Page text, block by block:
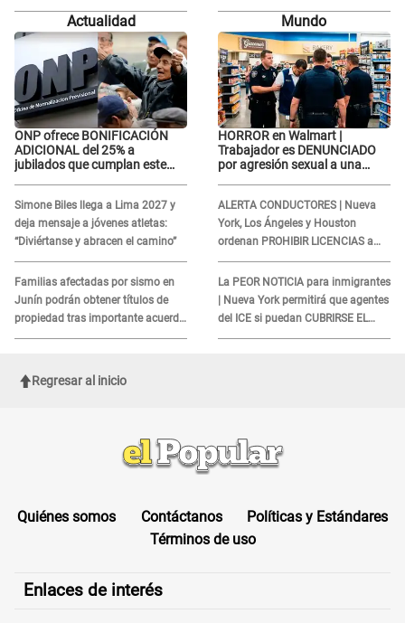
basta con que ella esté bien"
basta con que ella esté bien"
Actualidad
ONP ofrece BONIFICACIÓN
ADICIONAL del 25% a
jubilados que cumplan este
Simone Biles llega a Lima 2027 y
deja mensaje a jóvenes atletas:
“Diviértanse y abracen el camino”
Familias afectadas por sismo en
Junín podrán obtener títulos de
propiedad tras importante acuerdo
de Cofopri
Mundo
HORROR en Walmart |
Trabajador es DENUNCIADO
por agresión sexual a una
ALERTA CONDUCTORES | Nueva
York, Los Ángeles y Houston
ordenan PROHIBIR LICENCIAS a
quienes no presenten ESTE
DOCUMENTO
La PEOR NOTICIA para inmigrantes
| Nueva York permitirá que agentes
del ICE si puedan CUBRIRSE EL
ROSTRO
Regresar al inicio
Quiénes somos Contáctanos
Políticas y Estándares
Términos de uso
Enlaces de interés